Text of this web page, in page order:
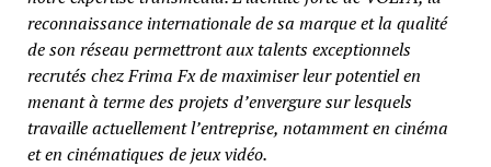
reconnaissance internationale de sa marque et la qualité
de son réseau permettront aux talents exceptionnels
recrutés chez Frima Fx de maximiser leur potentiel en
menant à terme des projets d’envergure sur lesquels
travaille actuellement l’entreprise, notamment en cinéma
et en cinématiques de jeux vidéo.